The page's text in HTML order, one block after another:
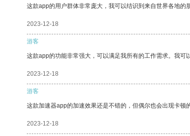
这款app的用户群体非常庞大，我可以结识到来自世界各地的朋
2023-12-18
游客
这款app的功能非常强大，可以满足我所有的工作需求。我可
2023-12-18
游客
这款加速器app的加速效果还是不错的，但偶尔也会出现卡顿
2023-12-18